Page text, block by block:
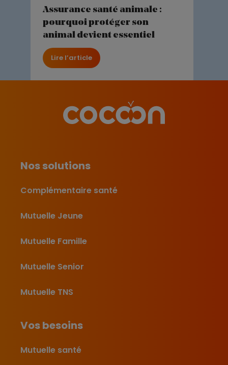
Assurance santé animale :
pourquoi protéger son
animal devient essentiel
Lire l’article
Nos solutions
Complémentaire santé
Mutuelle Jeune
Mutuelle Famille
Mutuelle Senior
Mutuelle TNS
Vos besoins
Mutuelle santé